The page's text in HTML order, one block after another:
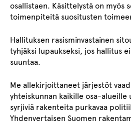
osallistaen. Käsittelystä on myös
toimenpiteitä suositusten
Hallituksen rasisminvastainen
tyhjäksi lupaukseksi, jos hallitus
suuntaa.
Me allekirjoittaneet järjestöt
yhteiskunnan kaikille osa-alueille
syrjiviä rakenteita purkavaa
Yhdenvertaisen Suomen